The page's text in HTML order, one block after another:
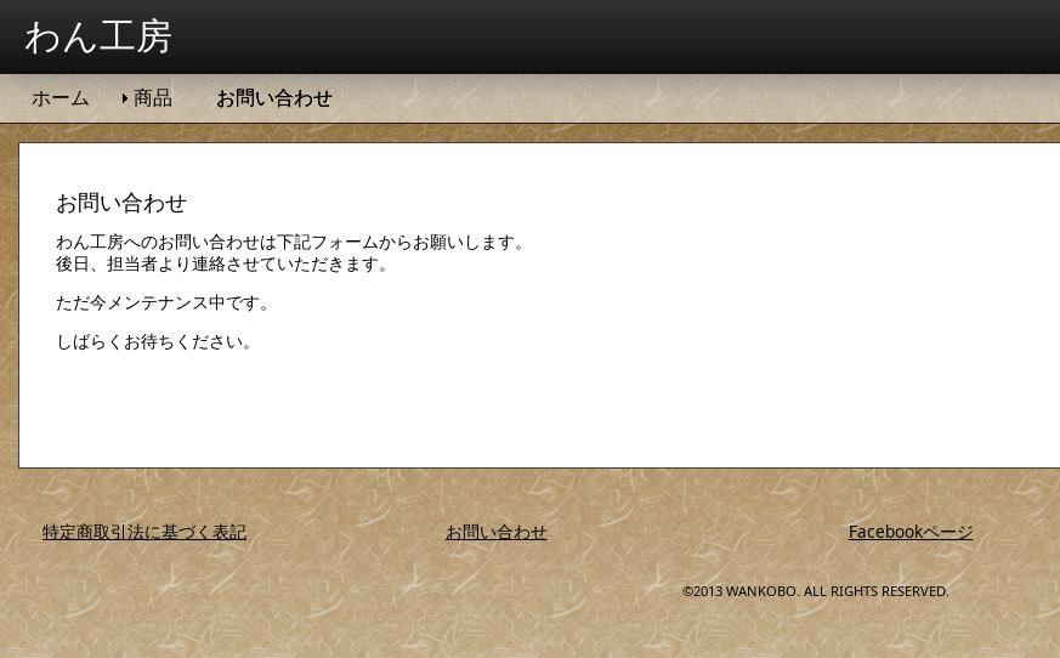
わん工房
ホーム 商品 お問い合わせ
お問い合わせ
わん工房へのお問い合わせは下記フォームからお願いします。
後日、担当者より連絡させていただきます。
ただ今メンテナンス中です。
しばらくお待ちください。
特定商取引法に基づく表記 お問い合わせ Facebookページ
©2013 WANKOBO. ALL RIGHTS RESERVED.